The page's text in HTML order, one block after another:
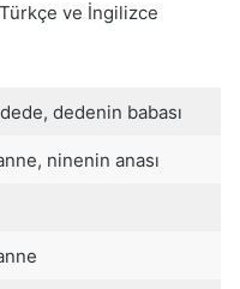
ve İngilizce
dedenin babası
ninenin anası